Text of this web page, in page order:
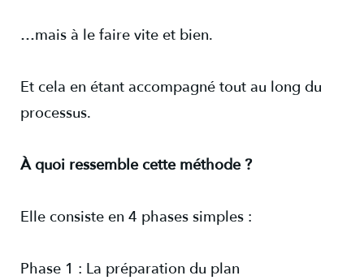
…mais à le faire vite et bien.
Et cela en étant accompagné tout au long du
processus.
À quoi ressemble cette méthode ?
Elle consiste en 4 phases simples :
Phase 1 : La préparation du plan